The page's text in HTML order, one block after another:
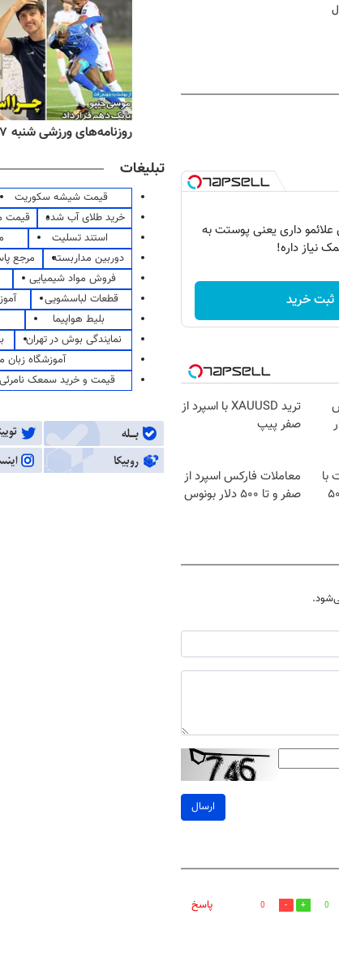
علائمو داری یعنی پوستت به
نیاز داره!
ثبت خرید
ترید XAUUSD با اسپرد از
صفر پیپ
با
و تا ۵۰۰
معاملات فارکس اسپرد از
صفر و تا ۵۰۰ دلار بونوس
ارسال
0
0
پاسخ
روزنامه‌های ورزشی شنبه ۱۷ مرداد ۱۴۰۵
تبلیغات
قیمت شیشه سکوریت
خرید طلای آب شده
قیمت
استند تسلیت
دوربین مداربسته
مرجع
فروش مواد شیمیایی
قطعات لباسشویی
بلیط هواپیما
نمایندگی بوش در تهران
آموزشگاه زبان
قیمت و خرید سمعک نامرئی